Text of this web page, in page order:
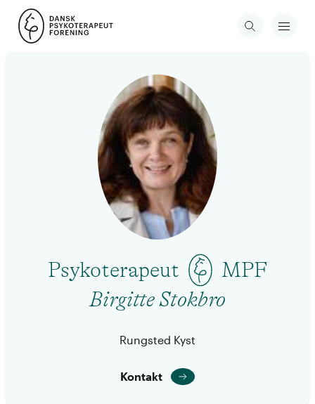
Psykoterapeut
MPF
Birgitte Stokbro
Rungsted Kyst
Kontakt